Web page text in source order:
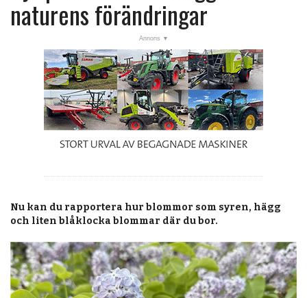
Veckans nyheter
RSS-flöde
OPINION
KALENDER
MARKNAD
TJÄNSTER
JOBB
ANNONSERA
PRENUMERERA
naturens förändringar
Nu kan du rapportera hur blommor som syren, hägg
och liten blåklocka blommar där du bor.